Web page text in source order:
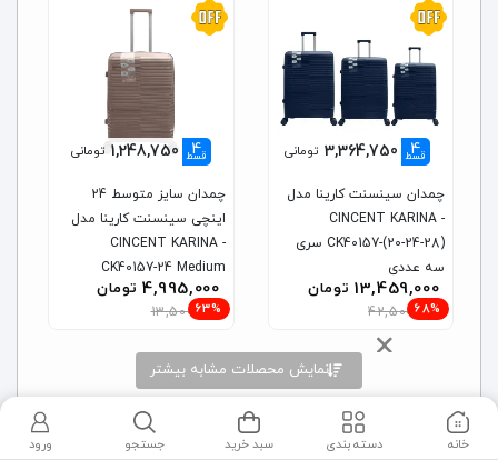
4
قسط 3,364,750 تومانی
چمدان سینسنت کارینا مدل
CINCENT KARINA -
CK40157-(20-24-28) سری
سه عددی
13,459,000 تومان
42,500,000
68%
4
قسط 1,248,750 تومانی
چمدان سایز متوسط 24
اینچی سینسنت کارینا مدل
CINCENT KARINA -
CK40157-24 Medium
4,995,000 تومان
13,500,000
63%
نمایش محصلات مشابه بیشتر
خانه دسته بندی سبد خرید جستجو ورود